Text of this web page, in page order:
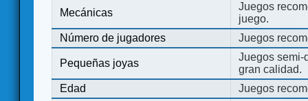
Mecánicas
Juegos
juego.
Número de jugadores
Juegos
Pequeñas joyas
Juegos semi-
gran calidad.
Edad
Juegos